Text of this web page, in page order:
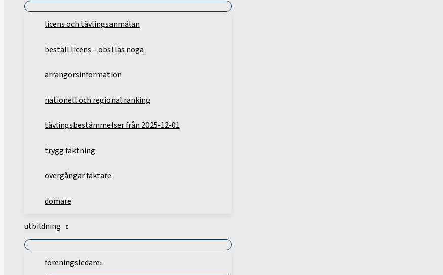
licens och tävlingsanmälan
beställ licens – obs! läs noga
arrangörsinformation
nationell och regional ranking
tävlingsbestämmelser från 2025-12-01
trygg fäktning
övergångar fäktare
domare
utbildning
föreningsledare